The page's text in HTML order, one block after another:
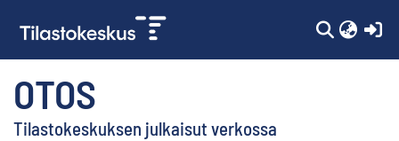
OTOS
Tilastokeskuksen julkaisut verkossa